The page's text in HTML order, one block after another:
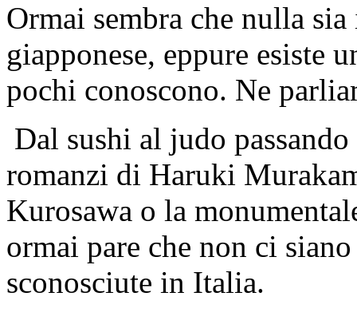
Ormai sembra che nulla
giapponese, eppure esiste
pochi conoscono. Ne
Dal sushi al judo
romanzi di Haruki
Kurosawa o la
ormai pare che non ci
sconosciute in Italia.